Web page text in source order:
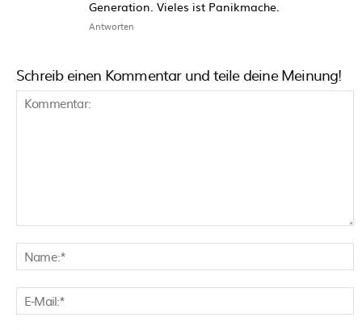
Generation. Vieles ist Panikmache.
Antworten
Schreib einen Kommentar und teile deine Meinung!